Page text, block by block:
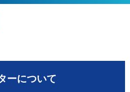
ーについて